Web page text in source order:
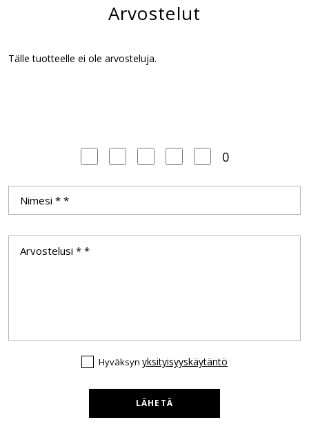
Arvostelut
Tälle tuotteelle ei ole arvosteluja.
0
Hyväksyn yksityisyyskäytäntö
LÄHETÄ